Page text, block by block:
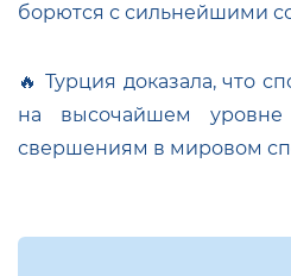
борются с сильнейшими
🔥 Турция доказала, что
на высочайшем
свершениям в мировом